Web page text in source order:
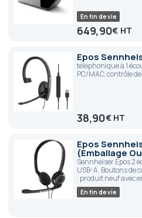
En fin de vie
649,90€
Epos
téléphonique à 1
PC/MAC, contrôle
38,90€
Epos
(Emballage
Sennheiser Epos 2
USB-A. Boutons de
: produit neuf avec
En fin de vie